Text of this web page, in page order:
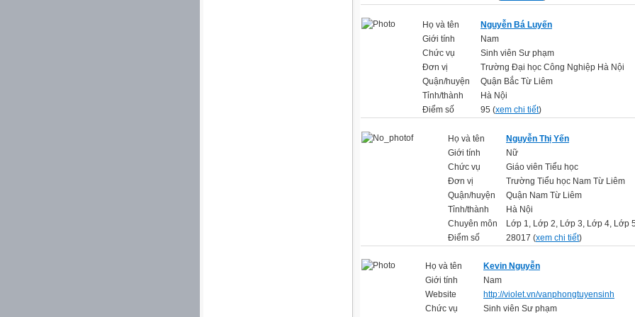
Họ và tên
Nguyễn Bá Luyến
Giới tính
Nam
Chức vụ
Sinh viên Sư phạm
Đơn vị
Trường Đại học Công Nghiệp Hà Nội
Quận/huyện
Quận Bắc Từ Liêm
Tỉnh/thành
Hà Nội
Điểm số
95 (xem chi tiết)
Họ và tên
Nguyễn Thị Yến
Giới tính
Nữ
Chức vụ
Giáo viên Tiểu học
Đơn vị
Trường Tiểu học Nam Từ Liêm
Quận/huyện
Quận Nam Từ Liêm
Tỉnh/thành
Hà Nội
Chuyên môn
Lớp 1, Lớp 2, Lớp 3, Lớp 4, Lớp
Điểm số
28017 (xem chi tiết)
Họ và tên
Kevin Nguyễn
Giới tính
Nam
Website
http://violet.vn/vanphongtuyensinh
Chức vụ
Sinh viên Sư phạm